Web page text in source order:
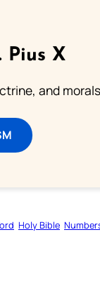
Pius X
and
Holy Bible